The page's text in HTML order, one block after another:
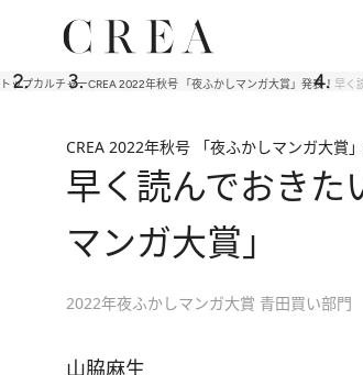
トップカルチャーCREA 2022年秋号 「夜ふかしマンガ大賞」発表！ 早く
CREA 2022年秋号 「夜ふかしマンガ大賞
早く読んでおきた
マンガ大賞」
2022年夜ふかしマンガ大賞 青田買い部門
山脇麻生